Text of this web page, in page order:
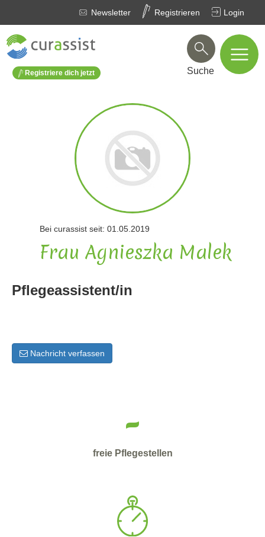
Login
Registrieren
Newsletter
Registriere dich jetzt Suche
Bei curassist seit: 01.05.2019
Frau Agnieszka Malek
Pflegeassistent/in
Nachricht verfassen
-
freie Pflegestellen